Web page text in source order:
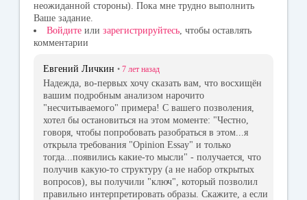
неожиданной стороны). Пока мне трудно выполнить
Ваше задание.
Войдите или зарегистрируйтесь, чтобы оставлять
комментарии
Евгений Личкин • 7 лет назад
Надежда, во-первых хочу сказать вам, что восхищён
вашим подробным анализом нарочито
"несчитываемого" примера! С вашего позволения,
хотел бы остановиться на этом моменте: "Честно,
говоря, чтобы попробовать разобраться в этом...я
открыла требования "Opinion Essay" и только
тогда...появились какие-то мысли" - получается, что
получив какую-то структуру (а не набор открытых
вопросов), вы получили "ключ", который позволил
правильно интерпретировать образы. Скажите, а если